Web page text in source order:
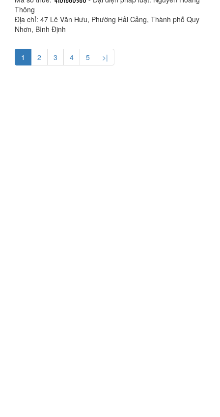
Thông
Địa chỉ: 47 Lê Văn Hưu, Phường Hải Cảng, Thành phố Quy
Nhơn, Bình Định
1 2 3 4 5 >|